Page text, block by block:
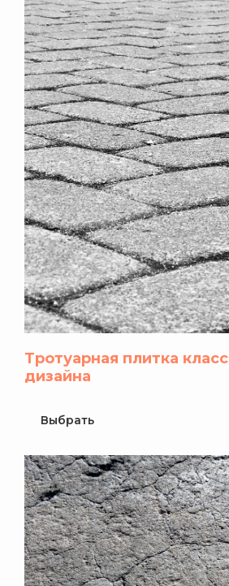
Тротуарная плитка
дизайна
Выбрать